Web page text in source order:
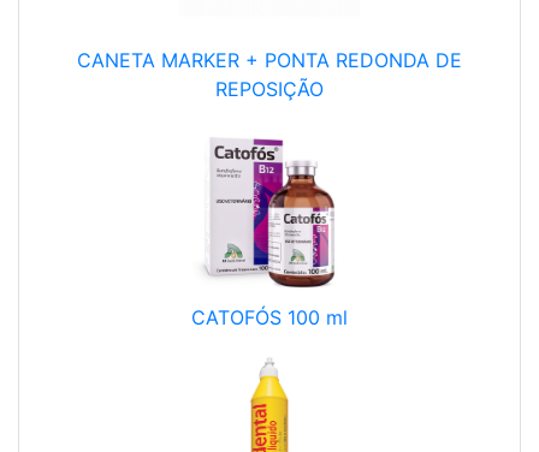
CANETA MARKER + PONTA REDONDA DE
REPOSIÇÃO
CATOFÓS 100 ml